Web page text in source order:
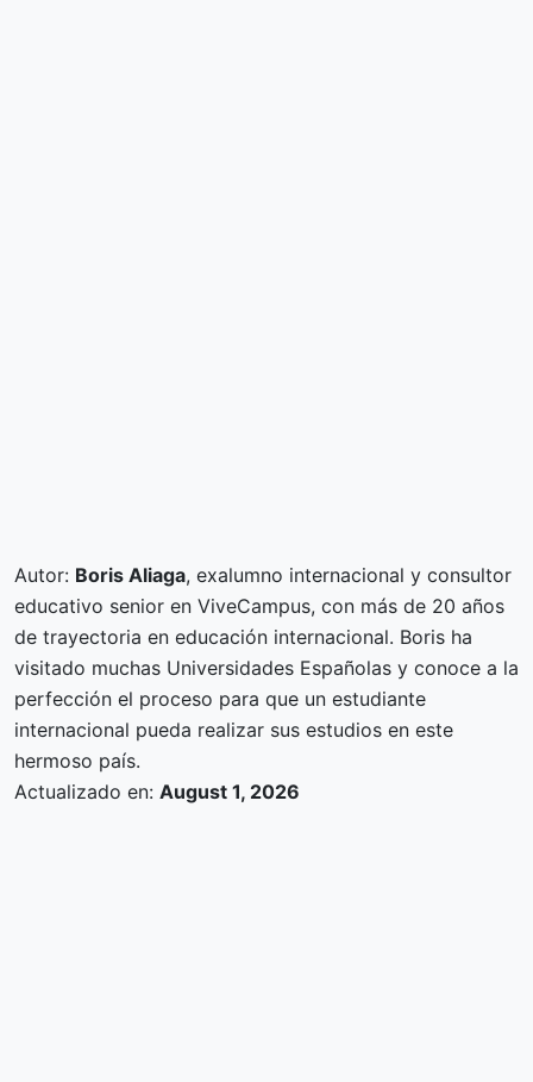
Autor: Boris Aliaga, exalumno internacional y consultor
educativo senior en ViveCampus, con más de 20 años
de trayectoria en educación internacional. Boris ha
visitado muchas Universidades Españolas y conoce a la
perfección el proceso para que un estudiante
internacional pueda realizar sus estudios en este
hermoso país.
Actualizado en: August 1, 2026